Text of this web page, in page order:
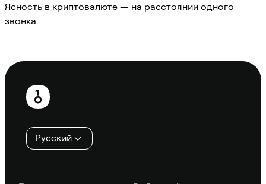
Ясность в криптовалюте — на расстоянии одного
звонка.
Нижний
колонтитул
Русский